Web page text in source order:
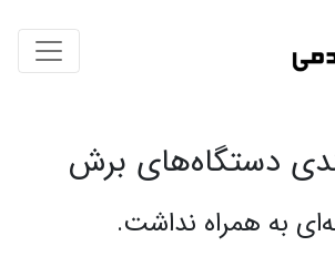
دستگاه‌های برش
به همراه نداشت.